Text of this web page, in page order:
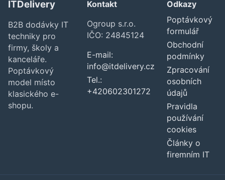
ITDelivery
B2B dodávky IT
techniky pro
firmy, školy a
kanceláře.
Poptávkový
model místo
klasického e-
shopu.
Kontakt
Ogroup s.r.o.
IČO: 24845124
E-mail:
info@itdelivery.cz
Tel.:
+420602301272
Odkazy
Poptávkový
formulář
Obchodní
podmínky
Zpracování
osobních
údajů
Pravidla
používání
cookies
Články o
firemním IT